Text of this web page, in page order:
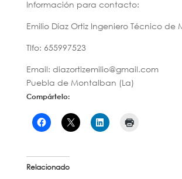
Información para contacto:
Emilio Díaz Ortiz Ingeniero Técnico de
Tlfo: 655997523
Email: diazortizemilio@gmail.com
Puebla de Montalban (La)
Compártelo:
Relacionado